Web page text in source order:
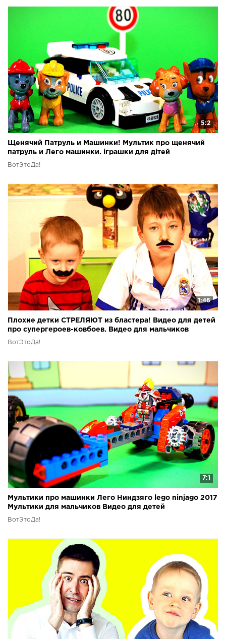
5:2
Щенячий Патруль и Машинки! Мультик про щенячий
патруль и Лего машинки. іграшки для дітей
Мультфільми
ВотЭтоДа!
1:46
Плохие детки СТРЕЛЯЮТ из бластера! Видео для детей
про супергероев-ковбоев. Видео для мальчиков
ВотЭтоДа!
7:1
Мультики про машинки Лего Ниндзяго lego ninjago 2017
Мультики для мальчиков Видео для детей
ВотЭтоДа!